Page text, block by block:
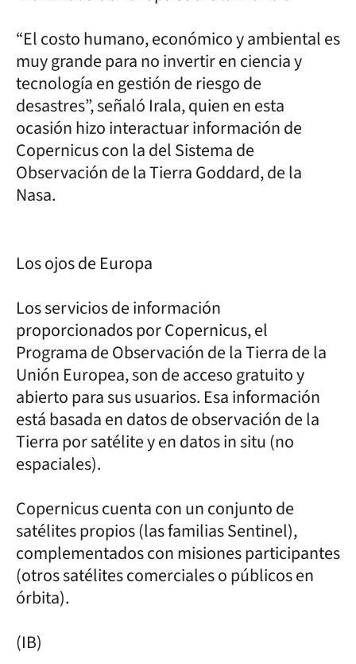
“El costo humano, económico y ambiental es
muy grande para no invertir en ciencia y
tecnología en gestión de riesgo de
desastres”, señaló Irala, quien en esta
ocasión hizo interactuar información de
Copernicus con la del Sistema de
Observación de la Tierra Goddard, de la
Nasa.
Los ojos de Europa
Los servicios de información
proporcionados por Copernicus, el
Programa de Observación de la Tierra de la
Unión Europea, son de acceso gratuito y
abierto para sus usuarios. Esa información
está basada en datos de observación de la
Tierra por satélite y en datos in situ (no
espaciales).
Copernicus cuenta con un conjunto de
satélites propios (las familias Sentinel),
complementados con misiones participantes
(otros satélites comerciales o públicos en
órbita).
(IB)